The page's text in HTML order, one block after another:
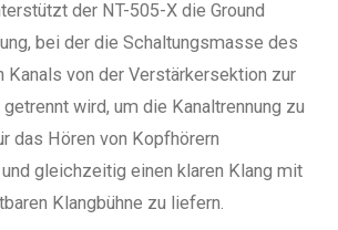
der NT-505-X die Ground
bei der die Schaltungsmasse des
Kanals von der Verstärkersektion zur
wird, um die Kanaltrennung zu
das Hören von Kopfhörern
gleichzeitig einen klaren Klang mit
Klangbühne zu liefern.